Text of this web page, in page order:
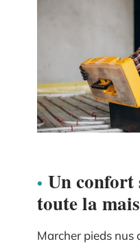
Un confort
toute la
Marcher pieds nus